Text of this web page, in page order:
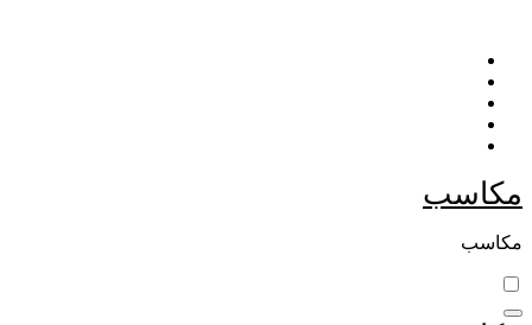
التجاوز
المحتوى
مكاسب
مكاسب